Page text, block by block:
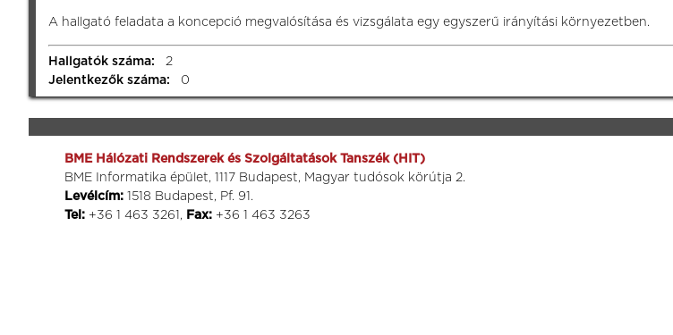
A hallgató feladata a koncepció megvalósítása és vizsgálata egy egyszerű irányítási környezetben.
Hallgatók száma:
2
Jelentkezők száma:
0
BME Hálózati Rendszerek és Szolgáltatások Tanszék (HIT)
BME Informatika épület, 1117 Budapest, Magyar tudósok körútja 2.
Levélcím: 1518 Budapest, Pf. 91.
Tel: +36 1 463 3261, Fax: +36 1 463 3263